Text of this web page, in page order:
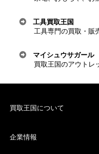
工具買取王国
工具専門の買取・販
マイシュウサガール
買取王国のアウトレ
買取王国について
企業情報